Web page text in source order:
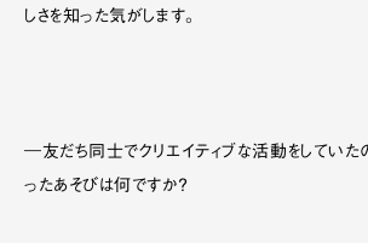
しさを知った気がします。
―友だち同士でクリエイティブな活動をしていた
ったあそびは何ですか？